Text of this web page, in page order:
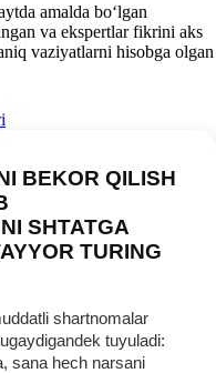
amalda boʻlgan
va ekspertlar fikrini aks
vaziyatlarni hisobga olgan
BEKOR QILISH
SHTATGA
TURING
shartnomalar
tuyuladi:
sana hech narsani